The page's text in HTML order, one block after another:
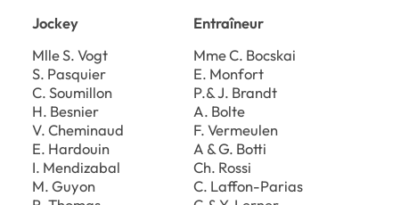
Jockey Entraîneur
Mlle S. Vogt Mme C. Bocskai
S. Pasquier E. Monfort
C. Soumillon P.& J. Brandt
H. Besnier A. Bolte
V. Cheminaud F. Vermeulen
E. Hardouin A & G. Botti
I. Mendizabal Ch. Rossi
M. Guyon C. Laffon-Parias